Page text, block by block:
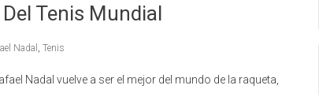
Tenis Mundial
Nadal , Tenis
Nadal vuelve a ser el mejor del mundo de la raqueta,